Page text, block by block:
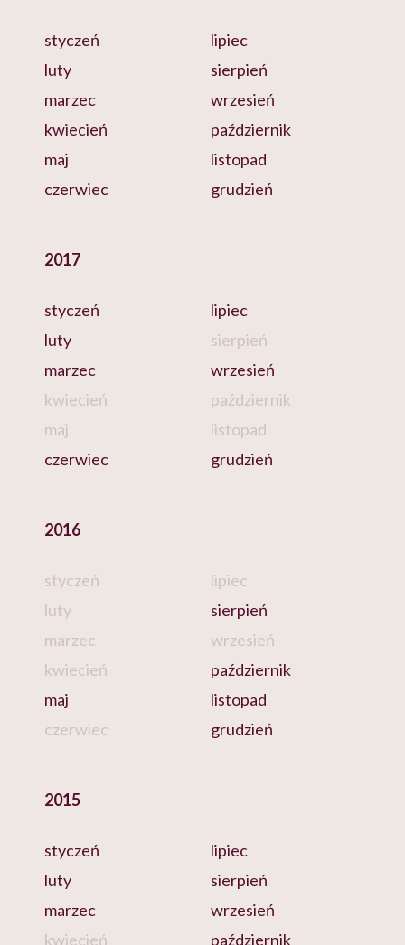
styczeń
luty
marzec
kwiecień
maj
czerwiec
lipiec
sierpień
wrzesień
październik
listopad
grudzień
2017
styczeń
luty
marzec
kwiecień
maj
czerwiec
lipiec
sierpień
wrzesień
październik
listopad
grudzień
2016
styczeń
luty
marzec
kwiecień
maj
czerwiec
lipiec
sierpień
wrzesień
październik
listopad
grudzień
2015
styczeń
luty
marzec
kwiecień
lipiec
sierpień
wrzesień
październik